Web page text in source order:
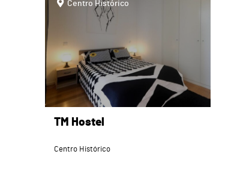
Centro Histórico
TM Hostel
Centro Histórico